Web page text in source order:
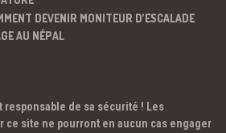
DEVENIR MONITEUR D’ESCALADE
AU NÉPAL
responsable de sa sécurité ! Les
site ne pourront en aucun cas engager